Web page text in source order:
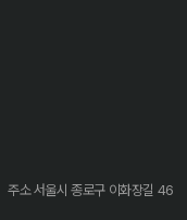
주소 서울시 종로구 이화장길 46